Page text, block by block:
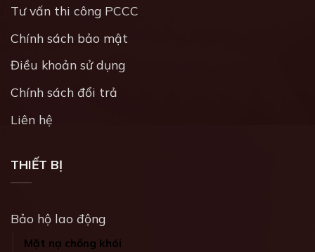
Tư vấn thi công PCCC
Chính sách bảo mật
Điều khoản sử dụng
Chính sách đổi trả
Liên hệ
THIẾT BỊ
Bảo hộ lao động
Mặt nạ chống khói